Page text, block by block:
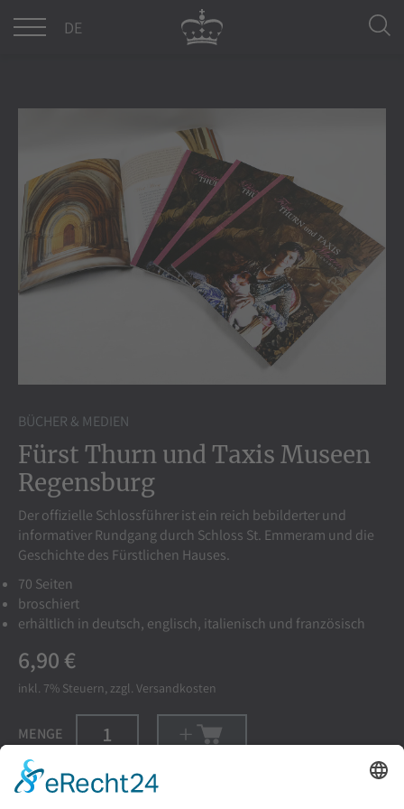
DE
BÜCHER & MEDIEN
Fürst Thurn und Taxis Museen
Regensburg
Der offizielle Schlossführer ist ein reich bebilderter und
informativer Rundgang durch Schloss St. Emmeram und die
Geschichte des Fürstlichen Hauses.
70 Seiten
broschiert
erhältlich in deutsch, englisch, italienisch und französisch
6,90 €
inkl. 7% Steuern, zzgl. Versandkosten
MENGE